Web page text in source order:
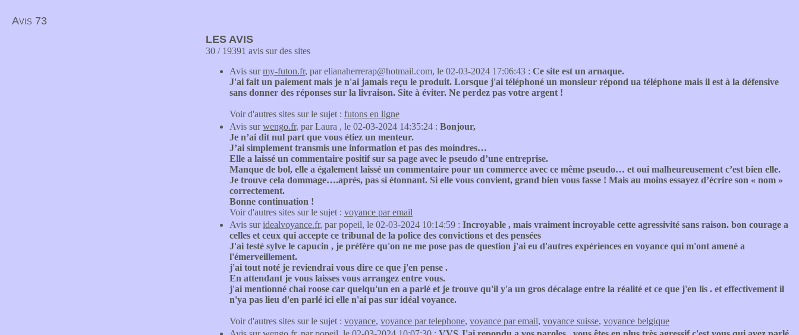
Avis 73
LES AVIS
30 / 19391 avis sur des sites
Avis surmy-futon.fr, par elianaherrerap@hotmail.com, le 02-03-2024 17:06:43 : Ce site est un arnaque.
J'ai fait un paiement mais je n'ai jamais reçu le produit. Lorsque j'ai téléphoné un monsieur répond ua téléphone mais il est à la défensive
sans donner des réponses sur la livraison. Site à éviter. Ne perdez pas votre argent !
Voir d'autres sites sur le sujet : futons en ligne
Avis surwengo.fr, par Laura , le 02-03-2024 14:35:24 : Bonjour,
Je n’ai dit nul part que vous étiez un menteur.
J’ai simplement transmis une information et pas des moindres…
Elle a laissé un commentaire positif sur sa page avec le pseudo d’une entreprise.
Manque de bol, elle a également laissé un commentaire pour un commerce avec ce même pseudo… et oui malheureusement c’est bien elle.
Je trouve cela dommage….après, pas si étonnant. Si elle vous convient, grand bien vous fasse ! Mais au moins essayez d’écrire son « nom »
correctement.
Bonne continuation !
Voir d'autres sites sur le sujet : voyance par email
Avis suridealvoyance.fr, par popeil, le 02-03-2024 10:14:59 : Incroyable , mais vraiment incroyable cette agressivité sans raison. bon courage a
celles et ceux qui accepte ce tribunal de la police des convictions et des pensées
J'ai testé sylve le capucin , je préfère qu'on ne me pose pas de question j'ai eu d'autres expériences en voyance qui m'ont amené a
l'émerveillement.
j'ai tout noté je reviendrai vous dire ce que j'en pense .
En attendant je vous laisses vous arrangez entre vous.
j'ai mentionné chai roose car quelqu'un en a parlé et je trouve qu'il y'a un gros décalage entre la réalité et ce que j'en lis . et effectivement il
n'ya pas lieu d'en parlé ici elle n'ai pas sur idéal voyance.
Voir d'autres sites sur le sujet : voyance, voyance par telephone, voyance par email, voyance suisse, voyance belgique